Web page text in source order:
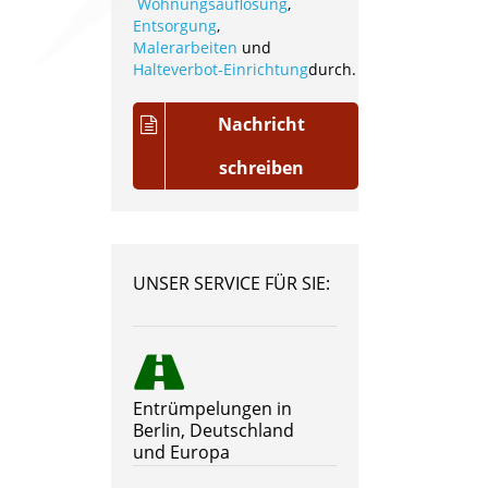
Entsorgung,
Malerarbeiten und
Halteverbot-Einrichtungdurch.
Nachricht
schreiben
UNSER SERVICE FÜR SIE:
Entrümpelungen in
Berlin, Deutschland
und Europa